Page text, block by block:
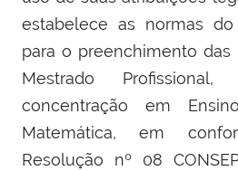
estabelece as normas
para o preenchimento
Mestrado Profissional,
concentração em
Matemática, em
Resolução nº 08